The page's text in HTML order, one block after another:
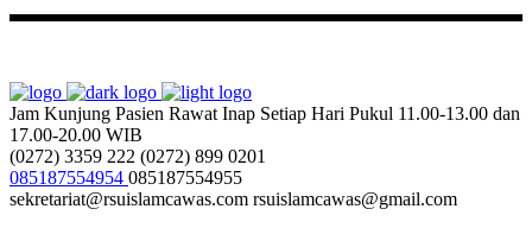
Jam Kunjung Pasien Rawat Inap Setiap Hari Pukul 11.00-13.00 dan
17.00-20.00 WIB
(0272) 3359 222 (0272) 899 0201
085187554954 085187554955
sekretariat@rsuislamcawas.com rsuislamcawas@gmail.com